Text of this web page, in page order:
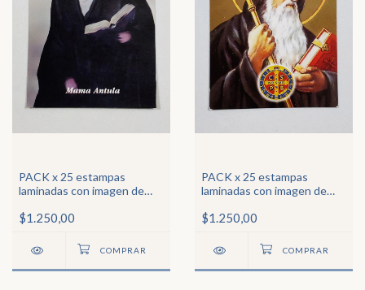
PACK x 25 estampas
laminadas con imagen de
$1.250,00
PACK x 25 estampas
laminadas con imagen de
$1.250,00